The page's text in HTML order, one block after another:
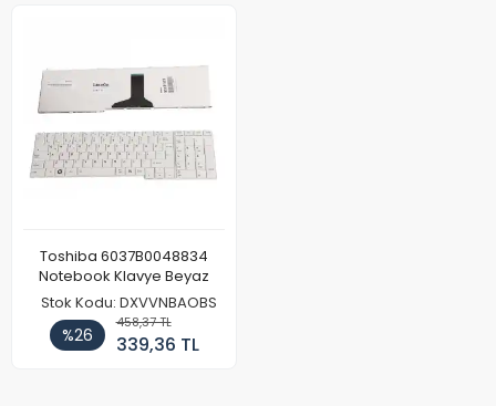
Toshiba 6037B0048834
Notebook Klavye Beyaz
Stok Kodu: DXVVNBAOBS
%26
458,37 TL
339,36 TL